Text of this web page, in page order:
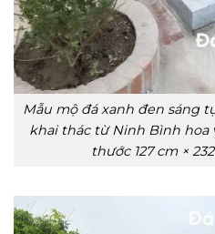
Mẫu mộ đá xanh đen sáng
khai thác từ Ninh Bình hoa
thước 127 cm ×